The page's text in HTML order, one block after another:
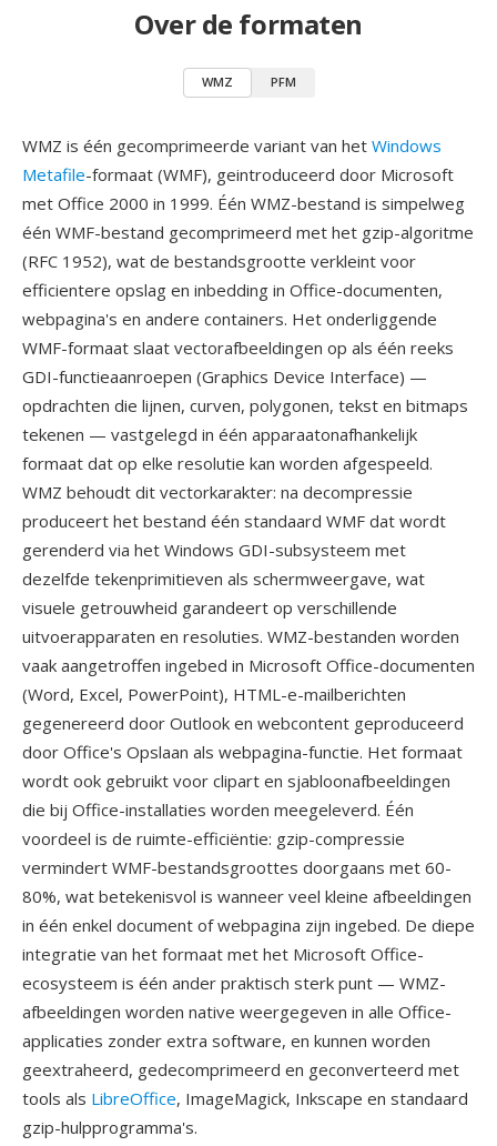
Over de formaten
WMZ PFM
WMZ is één gecomprimeerde variant van het Windows
Metafile-formaat (WMF), geintroduceerd door Microsoft
met Office 2000 in 1999. Één WMZ-bestand is simpelweg
één WMF-bestand gecomprimeerd met het gzip-algoritme
(RFC 1952), wat de bestandsgrootte verkleint voor
efficientere opslag en inbedding in Office-documenten,
webpagina's en andere containers. Het onderliggende
WMF-formaat slaat vectorafbeeldingen op als één reeks
GDI-functieaanroepen (Graphics Device Interface) —
opdrachten die lijnen, curven, polygonen, tekst en bitmaps
tekenen — vastgelegd in één apparaatonafhankelijk
formaat dat op elke resolutie kan worden afgespeeld.
WMZ behoudt dit vectorkarakter: na decompressie
produceert het bestand één standaard WMF dat wordt
gerenderd via het Windows GDI-subsysteem met
dezelfde tekenprimitieven als schermweergave, wat
visuele getrouwheid garandeert op verschillende
uitvoerapparaten en resoluties. WMZ-bestanden worden
vaak aangetroffen ingebed in Microsoft Office-documenten
(Word, Excel, PowerPoint), HTML-e-mailberichten
gegenereerd door Outlook en webcontent geproduceerd
door Office's Opslaan als webpagina-functie. Het formaat
wordt ook gebruikt voor clipart en sjabloonafbeeldingen
die bij Office-installaties worden meegeleverd. Één
voordeel is de ruimte-efficiëntie: gzip-compressie
vermindert WMF-bestandsgroottes doorgaans met 60-
80%, wat betekenisvol is wanneer veel kleine afbeeldingen
in één enkel document of webpagina zijn ingebed. De diepe
integratie van het formaat met het Microsoft Office-
ecosysteem is één ander praktisch sterk punt — WMZ-
afbeeldingen worden native weergegeven in alle Office-
applicaties zonder extra software, en kunnen worden
geextraheerd, gedecomprimeerd en geconverteerd met
tools als LibreOffice, ImageMagick, Inkscape en standaard
gzip-hulpprogramma's.